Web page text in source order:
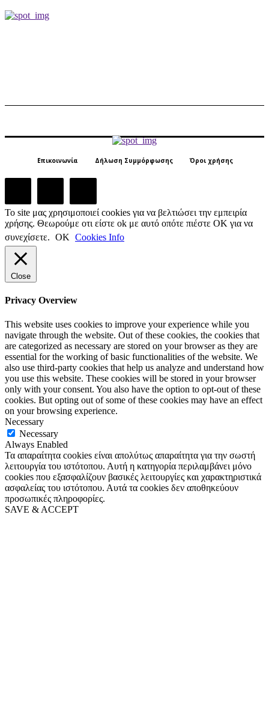
Επικοινωνία Δήλωση Συμμόρφωσης Όροι χρήσης
Το site μας χρησιμοποιεί cookies για να βελτιώσει την εμπειρία
χρήσης. Θεωρούμε οτι είστε ok με αυτό οπότε πιέστε ΟΚ για να
συνεχίσετε. ΟΚ Cookies Info
Close
Privacy Overview
This website uses cookies to improve your experience while you
navigate through the website. Out of these cookies, the cookies that
are categorized as necessary are stored on your browser as they are
essential for the working of basic functionalities of the website. We
also use third-party cookies that help us analyze and understand how
you use this website. These cookies will be stored in your browser
only with your consent. You also have the option to opt-out of these
cookies. But opting out of some of these cookies may have an effect
on your browsing experience.
Necessary
Necessary
Always Enabled
Τα απαραίτητα cookies είναι απολύτως απαραίτητα για την σωστή
λειτουργία του ιστότοπου. Αυτή η κατηγορία περιλαμβάνει μόνο
cookies που εξασφαλίζουν βασικές λειτουργίες και χαρακτηριστικά
ασφαλείας του ιστότοπου. Αυτά τα cookies δεν αποθηκεύουν
προσωπικές πληροφορίες.
SAVE & ACCEPT